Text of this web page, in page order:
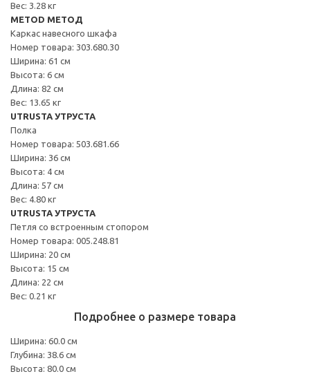
Вес: 3.28 кг
METOD МЕТОД
Каркас навесного шкафа
Номер товара: 303.680.30
Ширина: 61 см
Высота: 6 см
Длина: 82 см
Вес: 13.65 кг
UTRUSTA УТРУСТА
Полка
Номер товара: 503.681.66
Ширина: 36 см
Высота: 4 см
Длина: 57 см
Вес: 4.80 кг
UTRUSTA УТРУСТА
Петля со встроенным стопором
Номер товара: 005.248.81
Ширина: 20 см
Высота: 15 см
Длина: 22 см
Вес: 0.21 кг
Подробнее о размере товара
Ширина: 60.0 см
Глубина: 38.6 см
Высота: 80.0 см